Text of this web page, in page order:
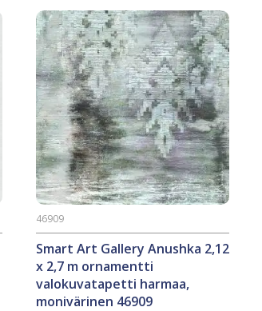
Smart Art Gallery Anushka 2,12
x 2,7 m ornamentti
valokuvatapetti harmaa,
monivärinen 46909
46909